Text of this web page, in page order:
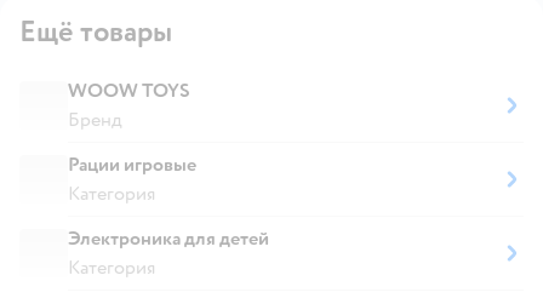
Ещё товары
WOOW TOYS
Бренд
Рации игровые
Категория
Электроника для детей
Категория